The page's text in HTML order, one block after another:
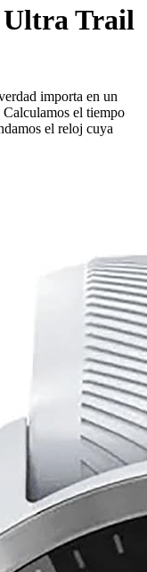
Ultra Trail
importa en un
Calculamos el tiempo
el reloj cuya